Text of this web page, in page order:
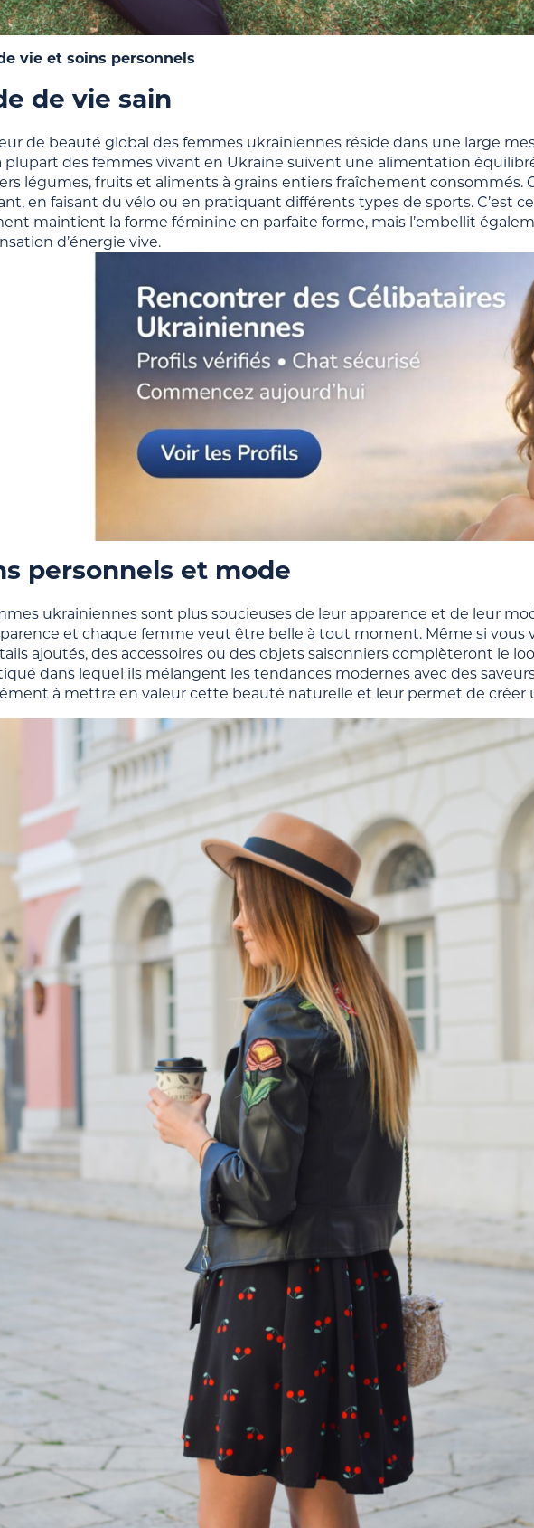
vie et soins personnels
de vie sain
de beauté global des femmes ukrainiennes réside dans une large
plupart des femmes vivant en Ukraine suivent une alimentation
légumes, fruits et aliments à grains entiers fraîchement
en faisant du vélo ou en pratiquant différents types de sports. C’est
maintient la forme féminine en parfaite forme, mais l’embellit
d’énergie vive.
personnels et mode
ukrainiennes sont plus soucieuses de leur apparence et de leur
et chaque femme veut être belle à tout moment. Même si vous
ajoutés, des accessoires ou des objets saisonniers complèteront le
dans lequel ils mélangent les tendances modernes avec des
à mettre en valeur cette beauté naturelle et leur permet de créer